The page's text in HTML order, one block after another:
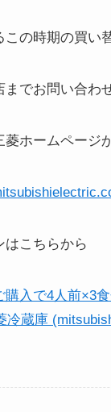
の時期の買い
でお問い合わ
ホームページ
はこちらから
購入で4人前×3
冷蔵庫